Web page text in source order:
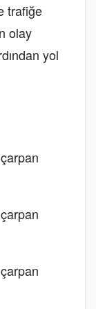
trafiğe
olay
yol